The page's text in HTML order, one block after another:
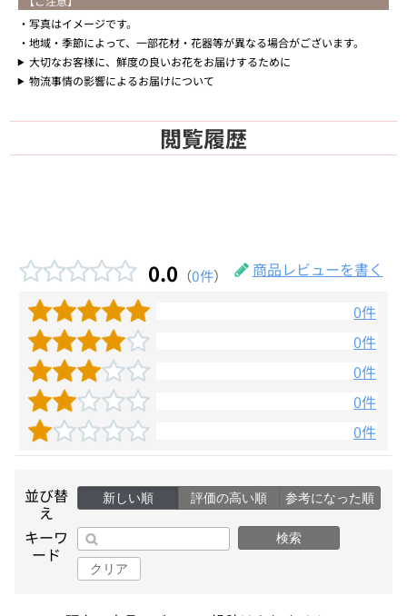
写真はイメージです。
地域・季節によって、一部花材・花器等が異なる場合がございます。
大切なお客様に、鮮度の良いお花をお届けするために
物流事情の影響によるお届けについて
閲覧履歴
0.0 （0件）
商品レビューを書く
0件
0件
0件
0件
0件
並び替
え
新しい順 評価の高い順 参考になった順
キーワ
ード
検索
クリア